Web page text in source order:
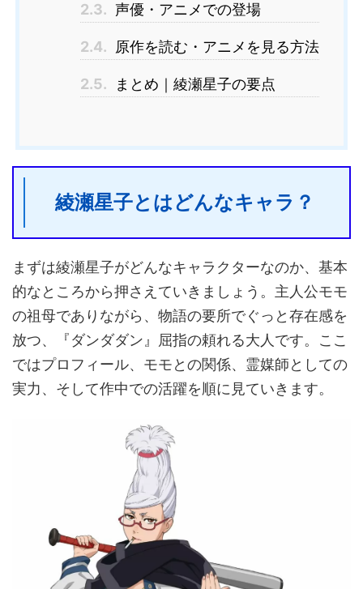
2.3. 声優・アニメでの登場
2.4. 原作を読む・アニメを見る方法
2.5. まとめ｜綾瀬星子の要点
綾瀬星子とはどんなキャラ？
まずは綾瀬星子がどんなキャラクターなのか、基本
的なところから押さえていきましょう。主人公モモ
の祖母でありながら、物語の要所でぐっと存在感を
放つ、『ダンダダン』屈指の頼れる大人です。ここ
ではプロフィール、モモとの関係、霊媒師としての
実力、そして作中での活躍を順に見ていきます。